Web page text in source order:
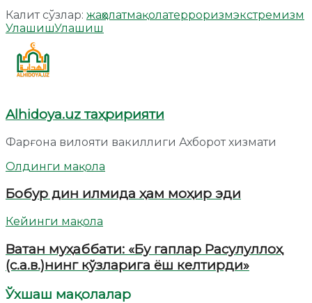
Калит сўзлар: жаҳолатмақолатерроризмэкстремизм
УлашишУлашиш
Alhidoya.uz таҳририяти
Фарғона вилояти вакиллиги Ахборот хизмати
Олдинги мақола
Бобур дин илмида ҳам моҳир эди
Кейинги мақола
Ватан муҳаббати: «Бу гаплар Расулуллоҳ
(с.а.в.)нинг кўзларига ёш келтирди»
Ўхшаш мақолалар